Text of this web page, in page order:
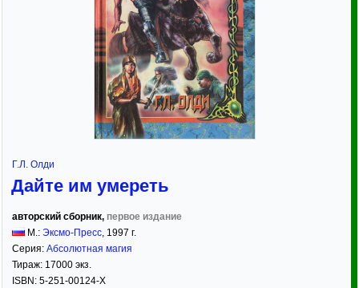
Г.Л. Олди
Дайте им умереть
авторский сборник, первое издание
М.: Эксмо-Пресс, 1997 г.
Серия: Абсолютная магия
Тираж: 17000 экз.
ISBN: 5-251-00124-X